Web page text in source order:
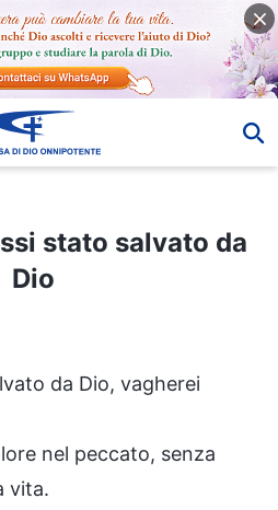
da Dio
stato salvato da
Dio
da Dio, vagherei
nel peccato, senza
vita.